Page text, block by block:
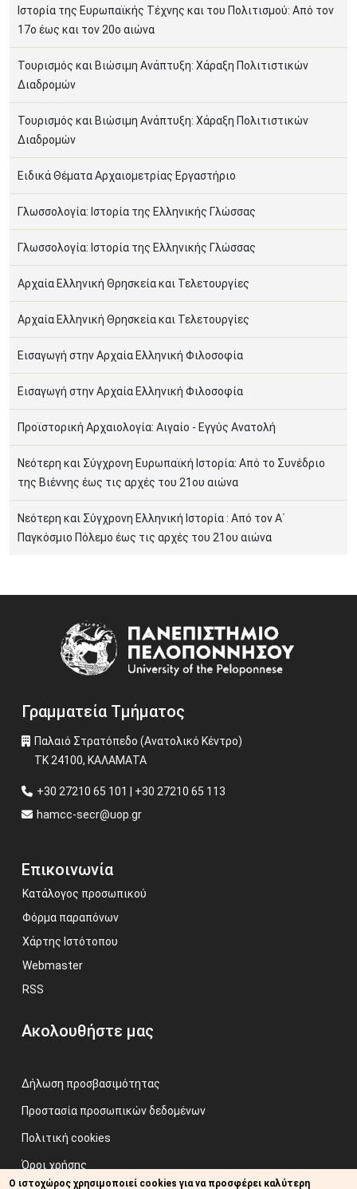
Ιστορία της Ευρωπαϊκής Τέχνης και του Πολιτισμού: Από τον
17ο έως και τον 20ο αιώνα
Τουρισμός και Βιώσιμη Ανάπτυξη: Χάραξη Πολιτιστικών
Διαδρομών
Τουρισμός και Βιώσιμη Ανάπτυξη: Χάραξη Πολιτιστικών
Διαδρομών
Ειδικά Θέματα Αρχαιομετρίας Εργαστήριο
Γλωσσολογία: Ιστορία της Ελληνικής Γλώσσας
Γλωσσολογία: Ιστορία της Ελληνικής Γλώσσας
Αρχαία Ελληνική Θρησκεία και Τελετουργίες
Αρχαία Ελληνική Θρησκεία και Τελετουργίες
Εισαγωγή στην Αρχαία Ελληνική Φιλοσοφία
Εισαγωγή στην Αρχαία Ελληνική Φιλοσοφία
Προϊστορική Αρχαιολογία: Αιγαίο - Εγγύς Ανατολή
Νεότερη και Σύγχρονη Ευρωπαϊκή Ιστορία: Από το Συνέδριο
της Βιέννης έως τις αρχές του 21ου αιώνα
Νεότερη και Σύγχρονη Ελληνική Ιστορία : Από τον Α΄
Παγκόσμιο Πόλεμο έως τις αρχές του 21ου αιώνα
Γραμματεία Τμήματος
Παλαιό Στρατόπεδο (Ανατολικό Κέντρο)
ΤΚ 24100, ΚΑΛΑΜΑΤΑ
+30 27210 65 101 | +30 27210 65 113
hamcc-secr@uop.gr
Επικοινωνία
Κατάλογος προσωπικού
Φόρμα παραπόνων
Χάρτης Ιστότοπου
Webmaster
RSS
Ακολουθήστε μας
Δήλωση προσβασιμότητας
Προστασία προσωπικών δεδομένων
Πολιτική cookies
Όροι χρήσης
Ο ιστοχώρος χρησιμοποιεί cookies για να προσφέρει καλύτερη